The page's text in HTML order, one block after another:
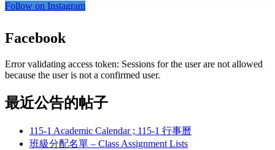
Follow on Instagram
Facebook
Error validating access token: Sessions for the user are not allowed
because the user is not a confirmed user.
最近公告的帖子
115-1 Academic Calendar ; 115-1 行事曆
班級分配名單 – Class Assignment Lists